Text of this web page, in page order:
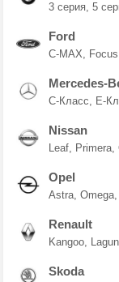
3 серия 5
Ford
C-MAX Focus
Mercedes-
C-Класс E-
Nissan
Leaf Primera
Opel
Astra Omega
Renault
Kangoo
Skoda